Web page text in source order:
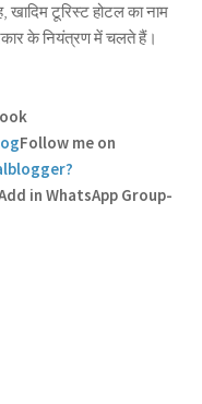
खादिम टूरिस्ट होटल का नाम
के नियंत्रण में चलते हैं।
Follow me on
in WhatsApp Group-